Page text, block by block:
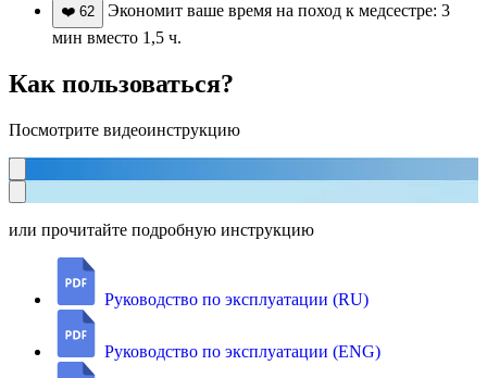
❤️ 62
Экономит ваше время на поход к медсестре: 3
мин вместо 1,5 ч.
Как пользоваться?
Посмотрите видеоинструкцию
или прочитайте подробную инструкцию
Руководство по эксплуатации (RU)
Руководство по эксплуатации (ENG)